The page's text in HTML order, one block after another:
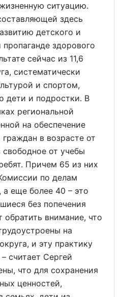
ситуацию.
здесь
детского и
здорового
сейчас из 11,6
систематически
и спортом,
дети и подростки. В
региональной
на обеспечение
в возрасте от
свободное от учебы
Причем 65 из них
по делам
а еще более 40 – это
без попечения
внимание, что
на
и эту практику
считает Сергей
что для сохранения
ценностей,